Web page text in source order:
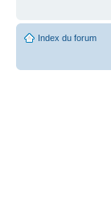
Index du forum